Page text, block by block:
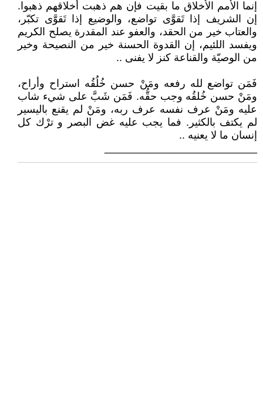
إنما الأمم الأخلاق ما بقيت فإن هم ذهبت أخلاقهم ذهبوا.
إن الشريف إذا تَقوَّى تواضع، والوضيع إذا تَقوَّى تكبّر،
والعتاب خير من الحقد، والعفو عند المقدرة يصلح الكريم
ويفسد اللئيم، إن القدوة الحسنة خير من النصيحة وخير
من الوصيّة والقناعة كنز لا يفنى ..
فَمَن تواضع لله رفعه ومَنْ حسن خُلُقُه استراح وأراح،
ومَنْ حسن خُلقُه وجب حقُّه. فَمَن شَبَّ على شيء شاب
عليه ومَنْ عرف نفسه عرف ربه، ومَنْ لم يقنع باليسير
لم يكتف بالكثير. فما يجب عليه غض البصر و ترْك كل
إنسان ما لا يعنيه ..